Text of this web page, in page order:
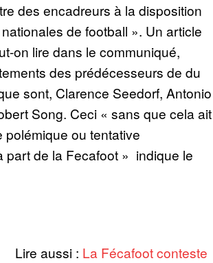
des encadreurs à la disposition
de football ». Un article
on lire dans le communiqué,
des prédécesseurs de du
sont, Clarence Seedorf, Antonio
Song. Ceci « sans que cela ait
polémique ou tentative
part de la Fecafoot » indique le
Lire aussi : La Fécafoot conteste